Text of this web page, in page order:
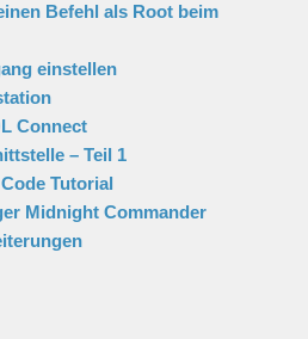
Befehl als Root beim
einstellen
Connect
– Teil 1
Tutorial
Midnight Commander